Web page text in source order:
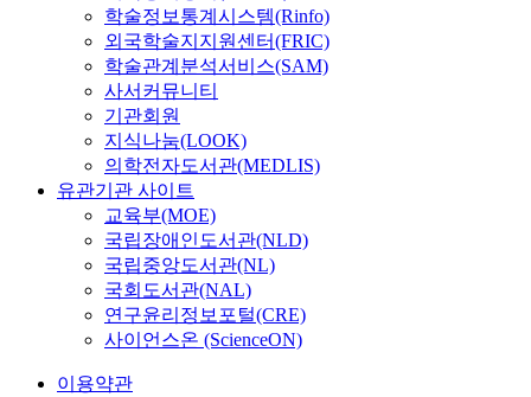
학술정보통계시스템(Rinfo)
외국학술지지원센터(FRIC)
학술관계분석서비스(SAM)
사서커뮤니티
기관회원
지식나눔(LOOK)
의학전자도서관(MEDLIS)
유관기관 사이트
교육부(MOE)
국립장애인도서관(NLD)
국립중앙도서관(NL)
국회도서관(NAL)
연구윤리정보포털(CRE)
사이언스온 (ScienceON)
이용약관